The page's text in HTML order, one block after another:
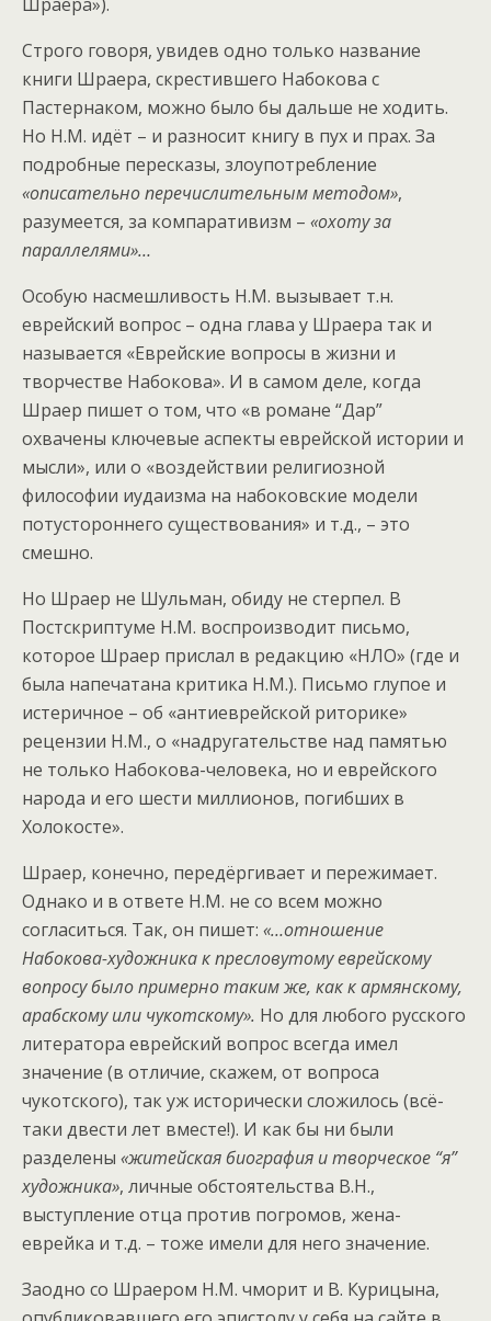
Строго говоря, увидев одно только название
книги Шраера, скрестившего Набокова с
Пастернаком, можно было бы дальше не ходить.
Но Н.М. идёт – и разносит книгу в пух и прах. За
подробные пересказы, злоупотребление
«описательно перечислительным методом»,
разумеется, за компаративизм – «охоту за
параллелями»…
Особую насмешливость Н.М. вызывает т.н.
еврейский вопрос – одна глава у Шраера так и
называется «Еврейские вопросы в жизни и
творчестве Набокова». И в самом деле, когда
Шраер пишет о том, что «в романе “Дар”
охвачены ключевые аспекты еврейской истории и
мысли», или о «воздействии религиозной
философии иудаизма на набоковские модели
потустороннего существования» и т.д., – это
смешно.
Но Шраер не Шульман, обиду не стерпел. В
Постскриптуме Н.М. воспроизводит письмо,
которое Шраер прислал в редакцию «НЛО» (где и
была напечатана критика Н.М.). Письмо глупое и
истеричное – об «антиеврейской риторике»
рецензии Н.М., о «надругательстве над памятью
не только Набокова-человека, но и еврейского
народа и его шести миллионов, погибших в
Холокосте».
Шраер, конечно, передёргивает и пережимает.
Однако и в ответе Н.М. не со всем можно
согласиться. Так, он пишет: «…отношение
Набокова-художника к пресловутому еврейскому
вопросу было примерно таким же, как к армянскому,
арабскому или чукотскому». Но для любого русского
литератора еврейский вопрос всегда имел
значение (в отличие, скажем, от вопроса
чукотского), так уж исторически сложилось (всё-
таки двести лет вместе!). И как бы ни были
разделены «житейская биография и творческое “я”
художника», личные обстоятельства В.Н.,
выступление отца против погромов, жена-
еврейка и т.д. – тоже имели для него значение.
Заодно со Шраером Н.М. чморит и В. Курицына,